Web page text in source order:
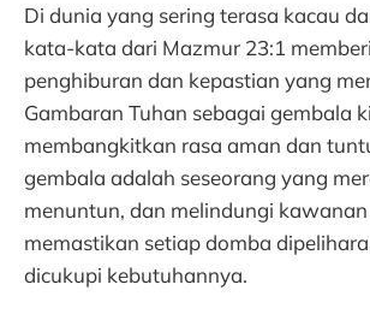
Di dunia yang sering terasa kacau
kata-kata dari Mazmur 23:1
penghiburan dan kepastian yang
Gambaran Tuhan sebagai gembala
membangkitkan rasa aman dan
gembala adalah seseorang yang
menuntun, dan melindungi
memastikan setiap domba
dicukupi kebutuhannya.